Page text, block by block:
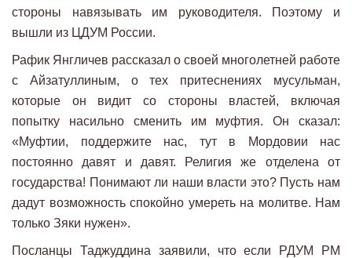
стороны навязывать им руководителя. Поэтому и
вышли из ЦДУМ России.
Рафик Янгличев рассказал о своей многолетней работе
с Айзатуллиным, о тех притеснениях мусульман,
которые он видит со стороны властей, включая
попытку насильно сменить им муфтия. Он сказал:
«Муфтии, поддержите нас, тут в Мордовии нас
постоянно давят и давят. Религия же отделена от
государства! Понимают ли наши власти это? Пусть нам
дадут возможность спокойно умереть на молитве. Нам
только Зяки нужен».
Посланцы Таджуддина заявили, что если РДУМ РМ